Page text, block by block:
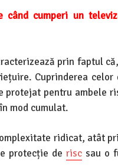
când cumperi un
prin faptul
Cuprinderea
protejat pentru ambele
mod cumulat.
ridicat, atât
protecție derisc sau o